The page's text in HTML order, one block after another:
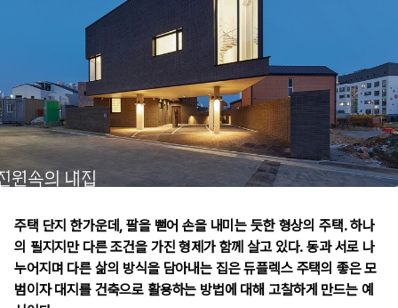
주택 단지 한가운데, 팔을 뻗어 손을 내미는 듯한 형상의 주택. 하나
의 필지지만 다른 조건을 가진 형제가 함께 살고 있다. 동과 서로 나
누어지며 다른 삶의 방식을 담아내는 집은 듀플렉스 주택의 좋은 모
범이자 대지를 건축으로 활용하는 방법에 대해 고찰하게 만드는 예